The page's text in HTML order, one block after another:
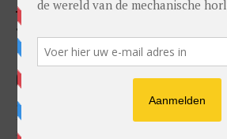
NEWS
TAG HEUER BETREEDT
MET DE MONACO SPLIT-
CHRONOGRAPH AIR 1
27/11/2025
SHARE